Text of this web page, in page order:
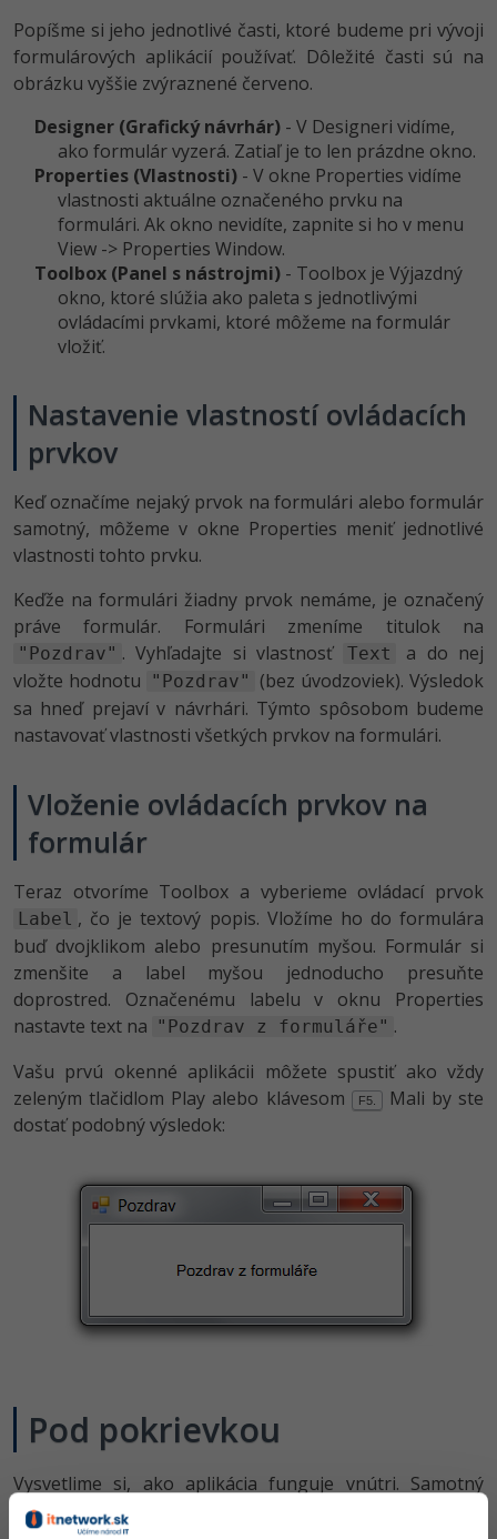
Popíšme si jeho jednotlivé časti, ktoré budeme pri vývoji
formulárových aplikácií používať. Dôležité časti sú na
obrázku vyššie zvýraznené červeno.
Designer (Grafický návrhár) - V Designeri vidíme,
ako formulár vyzerá. Zatiaľ je to len prázdne okno.
Properties (Vlastnosti) - V okne Properties vidíme
vlastnosti aktuálne označeného prvku na
formulári. Ak okno nevidíte, zapnite si ho v menu
View -> Properties Window.
Toolbox (Panel s nástrojmi) - Toolbox je Výjazdný
okno, ktoré slúžia ako paleta s jednotlivými
ovládacími prvkami, ktoré môžeme na formulár
vložiť.
Nastavenie vlastností ovládacích
prvkov
Keď označíme nejaký prvok na formulári alebo formulár
samotný, môžeme v okne Properties meniť jednotlivé
vlastnosti tohto prvku.
Keďže na formulári žiadny prvok nemáme, je označený
práve formulár. Formulári zmeníme titulok na
"Pozdrav" . Vyhľadajte si vlastnosť Text
a do nej
vložte hodnotu
"Pozdrav"
(bez úvodzoviek). Výsledok
sa hneď prejaví v návrhári. Týmto spôsobom budeme
nastavovať vlastnosti všetkých prvkov na formulári.
Vloženie ovládacích prvkov na
formulár
Teraz otvoríme Toolbox a vyberieme ovládací prvok
Label , čo je textový popis. Vložíme ho do formulára
buď dvojklikom alebo presunutím myšou. Formulár si
zmenšite a label myšou jednoducho presuňte
doprostred. Označenému labelu v oknu Properties
nastavte text na "Pozdrav z formuláře" .
Vašu prvú okenné aplikácii môžete spustiť ako vždy
zeleným tlačidlom Play alebo klávesom
F5.
Mali by ste
dostať podobný výsledok:
Pod pokrievkou
Vysvetlime si, ako aplikácia funguje vnútri. Samotný
formulár je samozrejme objekt (ako inak